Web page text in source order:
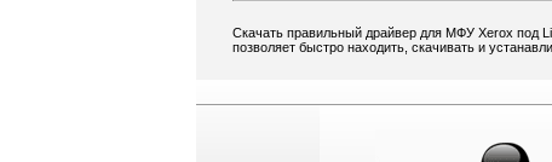
Скачать правильный драйвер для МФУ Xerox под
позволяет быстро находить, скачивать и